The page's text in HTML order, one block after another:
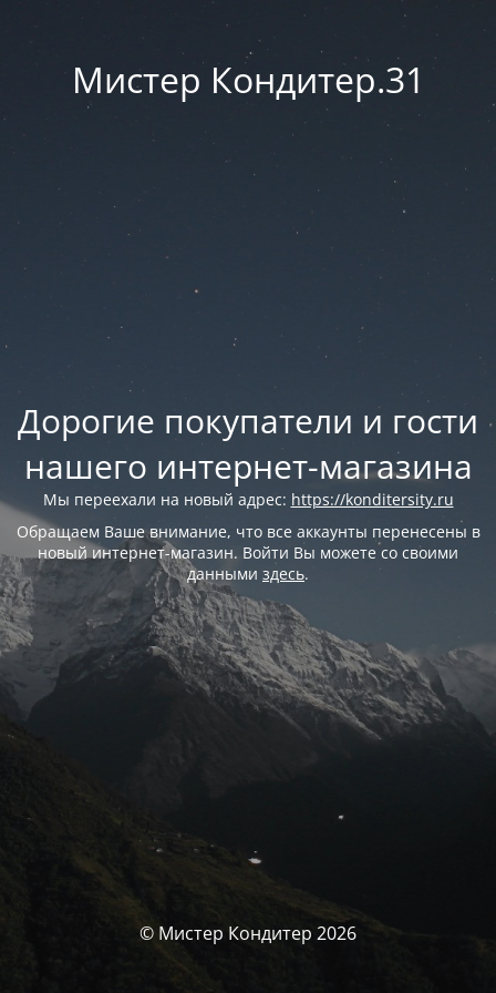
Мистер Кондитер.31
Дорогие покупатели и гости
нашего интернет-магазина
Мы переехали на новый адрес: https://konditersity.ru
Обращаем Ваше внимание, что все аккаунты перенесены в
новый интернет-магазин. Войти Вы можете со своими
данными здесь.
© Мистер Кондитер 2026